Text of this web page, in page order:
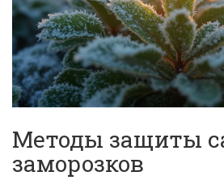
Методы защиты
заморозков